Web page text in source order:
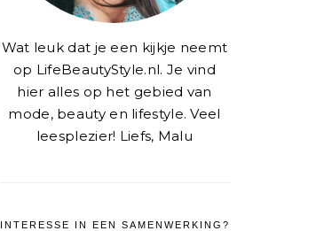
Wat leuk dat je een kijkje neemt
op LifeBeautyStyle.nl. Je vind
hier alles op het gebied van
mode, beauty en lifestyle. Veel
leesplezier! Liefs, Malu
INTERESSE IN EEN SAMENWERKING?